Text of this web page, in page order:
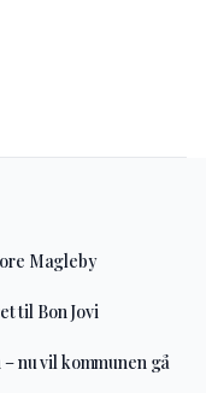
Magleby
til Bon Jovi
nu vil kommunen gå